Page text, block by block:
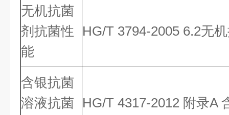
无机抗菌
剂抗菌性
能
HG/T 3794-2005 6.2无
含银抗菌
溶液抗菌
HG/T 4317-2012 附录A